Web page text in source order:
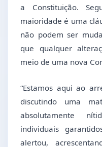
a Constituição.
maioridade é uma
não podem ser
que qualquer
meio de uma nova
“Estamos aqui ao
discutindo uma
absolutamente
individuais
alertou,